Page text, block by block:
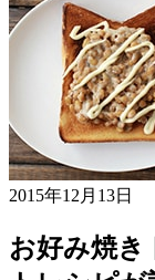
2015年12月13日
お好み焼き